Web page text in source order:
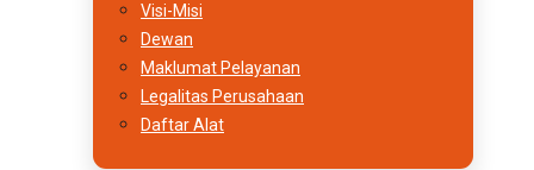
Visi-Misi
Dewan
Maklumat Pelayanan
Legalitas Perusahaan
Daftar Alat